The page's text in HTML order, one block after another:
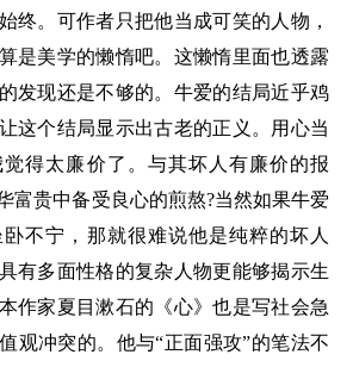
终。可作者只把他当成可笑的人物，
是美学的懒惰吧。这懒惰里面也透露
发现还是不够的。牛爱的结局近乎鸡
这个结局显示出古老的正义。用心当
得太廉价了。与其坏人有廉价的报
富贵中备受良心的煎熬?当然如果牛爱
不宁，那就很难说他是纯粹的坏人
有多面性格的复杂人物更能够揭示生
作家夏目漱石的《心》也是写社会急
观冲突的。他与“正面强攻”的笔法不